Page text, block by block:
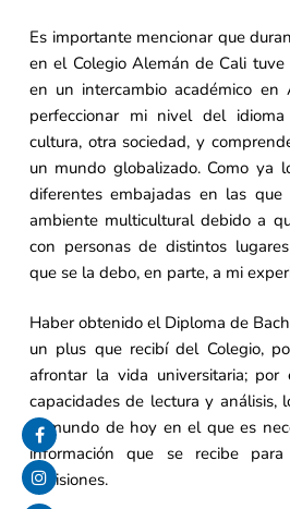
Es importante mencionar que
en el Colegio Alemán de Cali
en un intercambio académico en
perfeccionar mi nivel del
cultura, otra sociedad, y
un mundo globalizado. Como ya
diferentes embajadas en las
ambiente multicultural debido a
con personas de distintos
que se la debo, en parte, a mi
Haber obtenido el Diploma de
un plus que recibí del Colegio,
afrontar la vida universitaria; por
capacidades de lectura y análisis,
el mundo de hoy en el que es
información que se recibe
decisiones.